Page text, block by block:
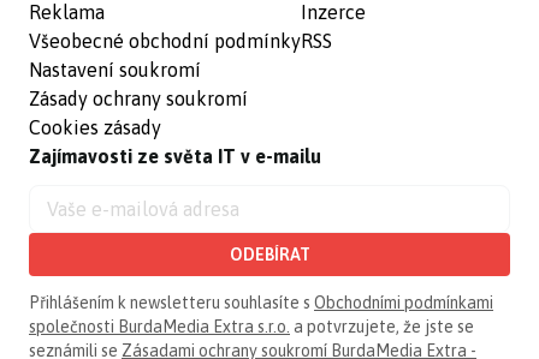
Reklama
Všeobecné obchodní podmínky
Nastavení soukromí
Zásady ochrany soukromí
Cookies zásady
Inzerce
RSS
Zajímavosti ze světa IT v e-mailu
ODEBÍRAT
Přihlášením k newsletteru souhlasíte s Obchodními podmínkami
společnosti BurdaMedia Extra s.r.o. a potvrzujete, že jste se
seznámili se Zásadami ochrany soukromí BurdaMedia Extra -